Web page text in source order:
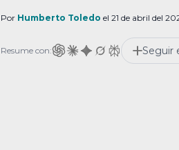
Por Humberto Toledo el 21 de abril del
Resume con: Seguir